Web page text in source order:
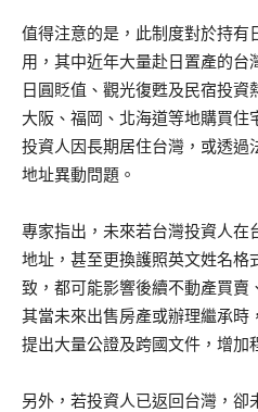
值得注意的是，此制度對於持有
用，其中近年大量赴日置產的
日圓貶值、觀光復甦及民宿投資
大阪、福岡、北海道等地購買
投資人因長期居住台灣，或透過
地址異動問題。
專家指出，未來若台灣投資人在
地址，甚至更換護照英文姓名格
致，都可能影響後續不動產買賣
其當未來出售房產或辦理繼承時
提出大量公證及跨國文件，增加
另外，若投資人已返回台灣，卻